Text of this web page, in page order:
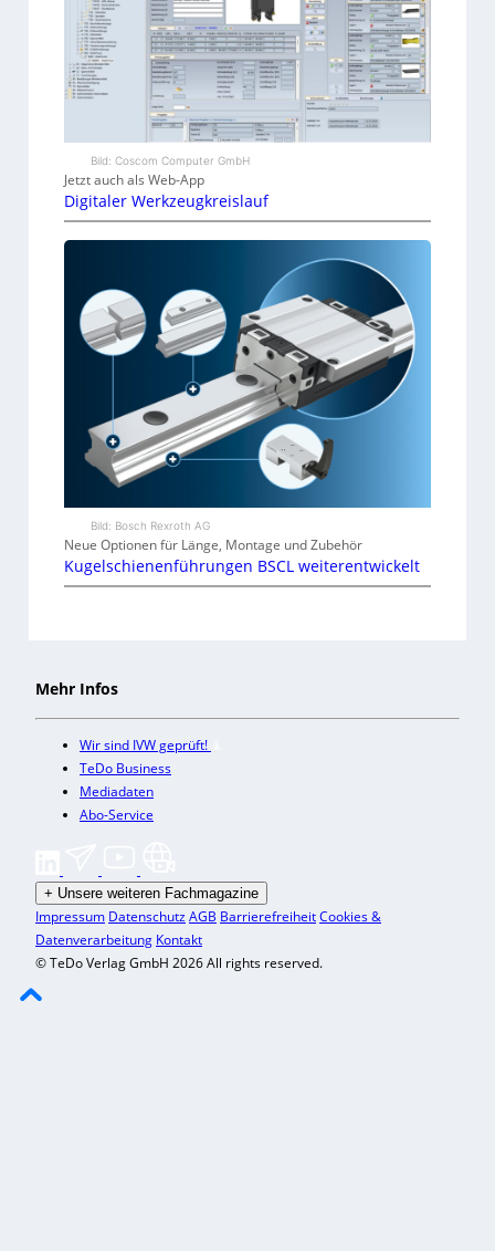
Bild: Coscom Computer GmbH
Jetzt auch als Web-App
Digitaler Werkzeugkreislauf
Bild: Bosch Rexroth AG
Neue Optionen für Länge, Montage und Zubehör
Kugelschienenführungen BSCL weiterentwickelt
Mehr Infos
Wir sind IVW geprüft!
TeDo Business
Mediadaten
Abo-Service
+ Unsere weiteren Fachmagazine
Impressum DatenschutzAGB BarrierefreiheitCookies &
Datenverarbeitung Kontakt
© TeDo Verlag GmbH 2026 All rights reserved.